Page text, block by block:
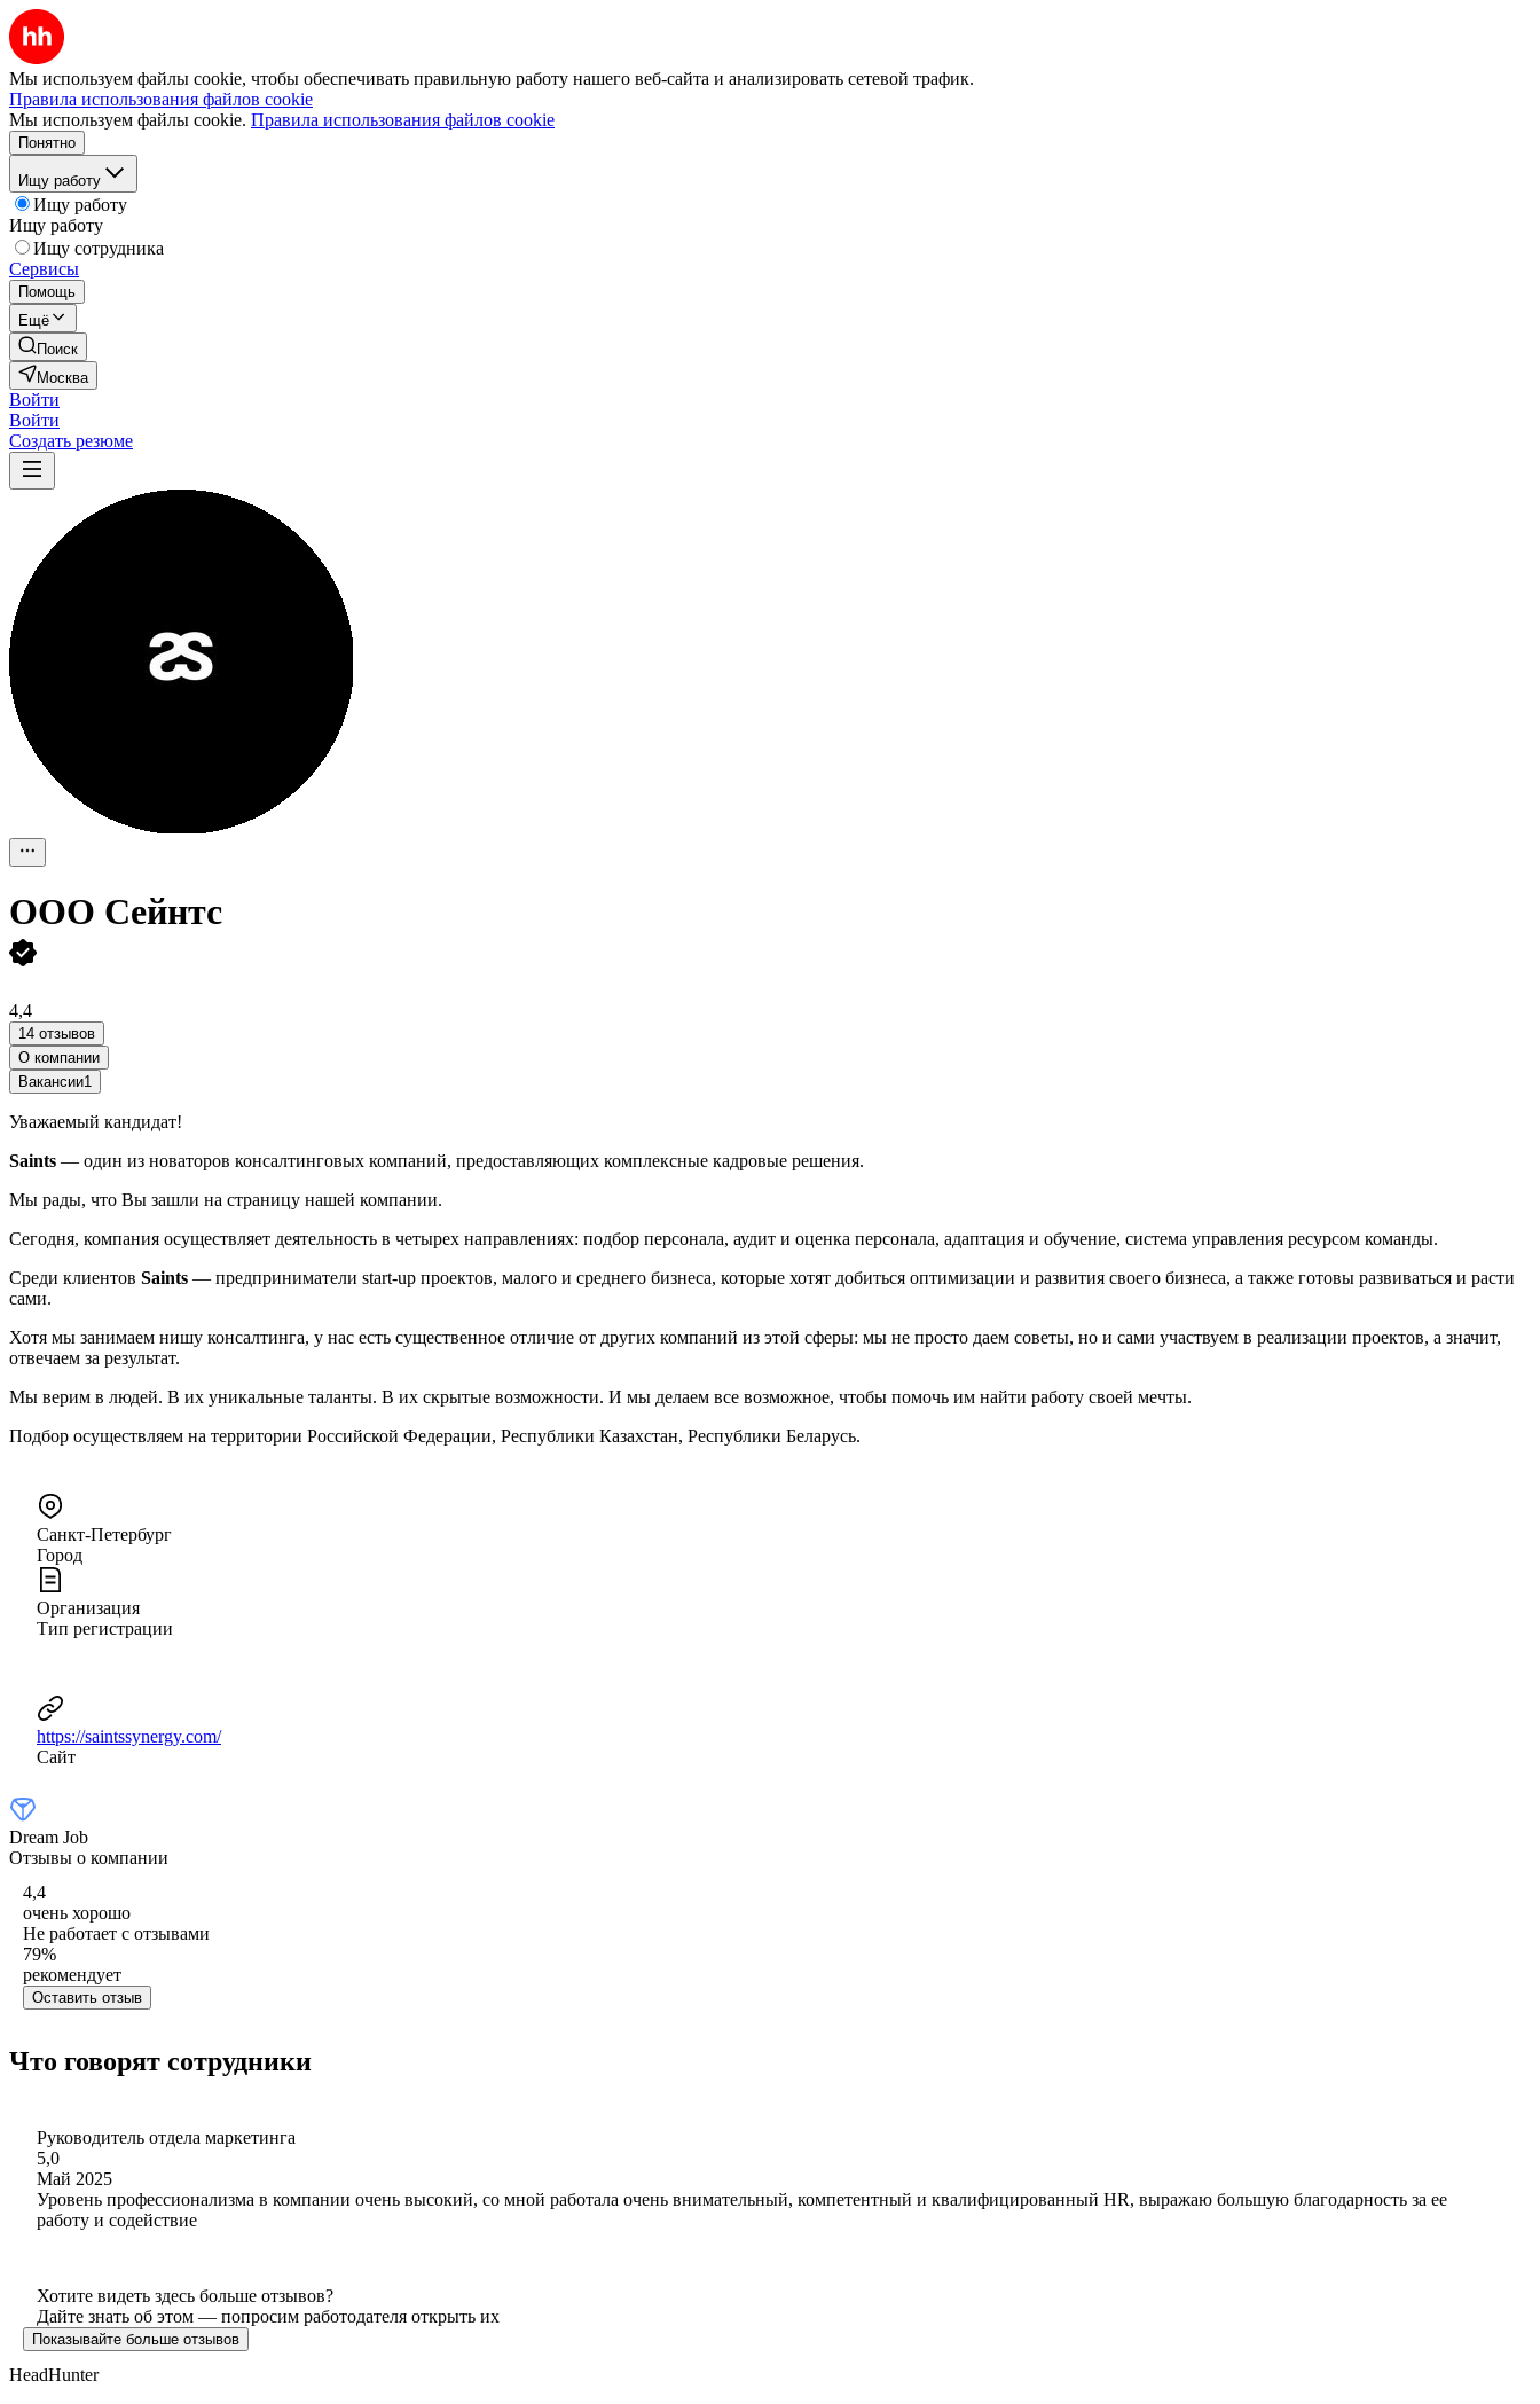
Мы используем файлы cookie, чтобы обеспечивать правильную работу нашего веб-сайта и анализировать сетевой трафик.
Правила использования файлов cookie
Мы используем файлы cookie. Правила использования файлов cookie
Понятно
Ищу работу
Ищу работу
Ищу работу
Ищу сотрудника
Сервисы
Помощь
Ещё
Поиск
Москва
Войти
Войти
Создать резюме
ООО Сейнтс
4,4
14 отзывов
О компании
Вакансии1
Уважаемый кандидат!
Saints — один из новаторов консалтинговых компаний, предоставляющих комплексные кадровые решения.
Мы рады, что Вы зашли на страницу нашей компании.
Сегодня, компания осуществляет деятельность в четырех направлениях: подбор персонала, аудит и оценка персонала, адаптация и обучение, система управления ресурсом команды.
Среди клиентов Saints — предприниматели start-up проектов, малого и среднего бизнеса, которые хотят добиться оптимизации и развития своего бизнеса, а также готовы развиваться и расти
сами.
Хотя мы занимаем нишу консалтинга, у нас есть существенное отличие от других компаний из этой сферы: мы не просто даем советы, но и сами участвуем в реализации проектов, а значит,
отвечаем за результат.
Мы верим в людей. В их уникальные таланты. В их скрытые возможности. И мы делаем все возможное, чтобы помочь им найти работу своей мечты.
Подбор осуществляем на территории Российской Федерации, Республики Казахстан, Республики Беларусь.
Санкт-Петербург
Город
Организация
Тип регистрации
https://saintssynergy.com/
Сайт
Dream Job
Отзывы о компании
4,4
очень хорошо
Не работает с отзывами
79%
рекомендует
Оставить отзыв
Что говорят сотрудники
Руководитель отдела маркетинга
5,0
Май 2025
Уровень профессионализма в компании очень высокий, со мной работала очень внимательный, компетентный и квалифицированный HR, выражаю большую благодарность за ее
работу и содействие
Хотите видеть здесь больше отзывов?
Дайте знать об этом — попросим работодателя открыть их
Показывайте больше отзывов
HeadHunter